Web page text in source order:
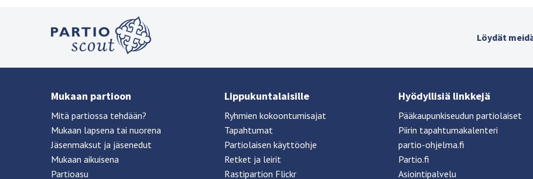
Löydät
Mukaan partioon
Mitä partiossa tehdään?
Mukaan lapsena tai nuorena
Jäsenmaksut ja jäsenedut
Mukaan aikuisena
Partioasu
Lippukuntalaisille
Ryhmien kokoontumisajat
Tapahtumat
Partiolaisen käyttöohje
Retket ja leirit
Rastipartion Flickr
Hyödyllisiä linkkejä
Pääkaupunkiseudun partiolaiset
Piirin tapahtumakalenteri
partio-ohjelma.fi
Partio.fi
Asiointipalvelu